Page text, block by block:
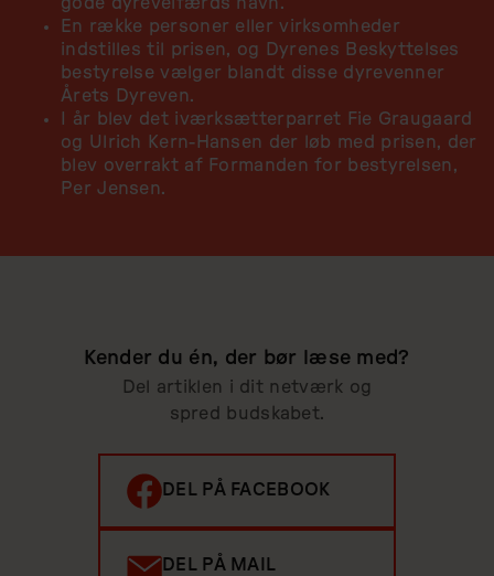
En række personer eller virksomheder
indstilles til prisen, og Dyrenes Beskyttelses
bestyrelse vælger blandt disse dyrevenner
Årets Dyreven.
I år blev det iværksætterparret Fie Graugaard
og Ulrich Kern-Hansen der løb med prisen, der
blev overrakt af Formanden for bestyrelsen,
Per Jensen.
Kender du én, der bør læse med?
Del artiklen i dit netværk og
spred budskabet.
DEL PÅ FACEBOOK
DEL PÅ MAIL